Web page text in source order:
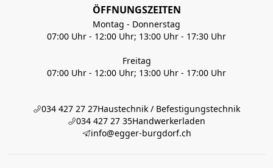
ÖFFNUNGSZEITEN
Montag - Donnerstag
07:00 Uhr - 12:00 Uhr; 13:00 Uhr - 17:30 Uhr
Freitag
07:00 Uhr - 12:00 Uhr; 13:00 Uhr - 17:00 Uhr
034 427 27 27Haustechnik / Befestigungstechnik
034 427 27 35Handwerkerladen
info@egger-burgdorf.ch